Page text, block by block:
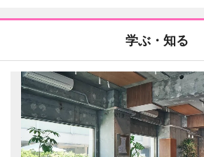
学ぶ・知る